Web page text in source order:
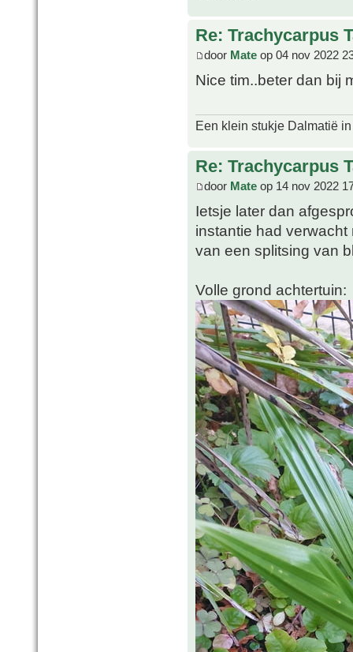
Re: Trachycarpus
door Mate op 04 nov 2022
Nice tim..beter dan bij
Een klein stukje Dalmatië
Re: Trachycarpus
door Mate op 14 nov 2022
Ietsje later dan
instantie had
van een splitsing van
Volle grond achtertuin: